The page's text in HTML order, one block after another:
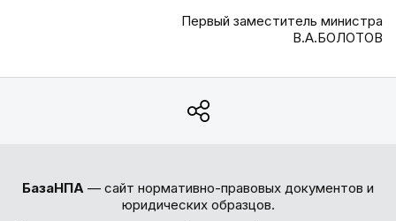
Первый заместитель министра
В.А.БОЛОТОВ
БазаНПА — сайт нормативно-правовых документов и
юридических образцов.